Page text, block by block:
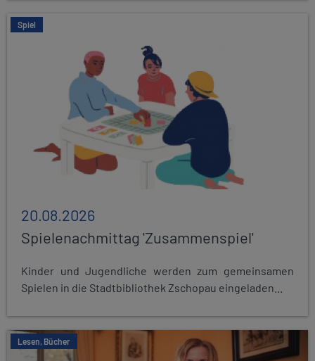
Spiel
20.08.2026
Spielenachmittag 'Zusammenspiel'
Kinder und Jugendliche werden zum gemeinsamen
Spielen in die Stadtbibliothek Zschopau eingeladen...
Lesen, Bücher